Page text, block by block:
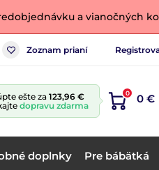
a vianočných
Zoznam prianí
ešte za 123,96 €
dopravu zdarma
0 0 €
doplnky Pre bábätká